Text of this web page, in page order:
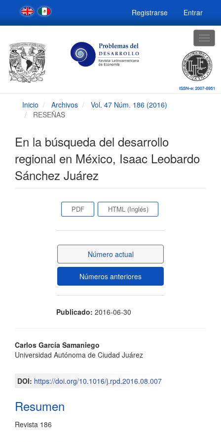
Navegación
principal
Contenido
Barra
lateral
Registrarse Entrar
Inicio Archivos
Vol. 47 Núm. 186 (2016)
RESEÑAS
En la búsqueda del desarrollo
regional en México, Isaac Leobardo
Sánchez Juárez
artículo
PDF HTML (Inglés)
Número actual
Números anteriores
Publicado: 2016-06-30
Contenido
del
artículo
Carlos García Samaniego
Universidad Autónoma de Ciudad Juárez
DOI: https://doi.org/10.1016/j.rpd.2016.08.007
Resumen
Revista 186